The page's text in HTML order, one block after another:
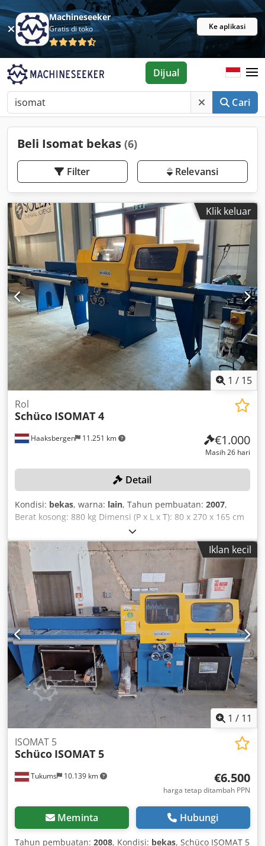
Machineseeker
Gratis di toko Ke aplikasi
Cari
Dijual
Beli Isomat bekas (6)
Filter Relevansi
Klik keluar
1 / 15
Haaksbergen 11.251 km
Rol
Schüco ISOMAT 4
€1.000
Masih 26 hari
Detail
Kondisi: bekas, warna: lain, Tahun pembuatan: 2007,
Berat kosong: 880 kg Dimensi (P x L x T): 80 x 270 x 165 cm
Nomor seri: 792-479 Panjang: 800 mm Lebar: 2700 mm
Tinggi: 1650 mm Dcodpfxszm H Dyj Ackok Berat mesin: 880
kg Sambungan listrik: 380 V Termasuk jalur rol untuk
memasukkan dan mengeluarkan produk. Lebar total
termasuk jalur rol: 19 meter.
Iklan kecil
1 / 11
Tukums 10.139 km
ISOMAT 5
Schüco ISOMAT 5
€6.500
harga tetap ditambah PPN
Meminta Hubungi
Tahun pembuatan: 2008, Kondisi: bekas, Schüco ISOMAT 5